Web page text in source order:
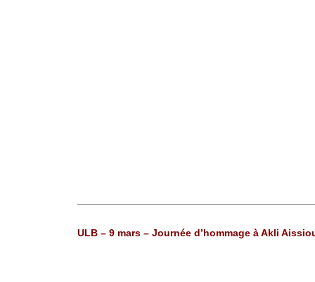
ULB – 9 mars – Journée d’hommage à Akli